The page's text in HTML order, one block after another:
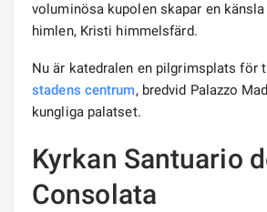
voluminösa kupolen skapar en
himlen, Kristi himmelsfärd.
Nu är katedralen en pilgrimsplats för
stadens centrum, bredvid Palazzo
kungliga palatset.
Kyrkan Santuario
Consolata